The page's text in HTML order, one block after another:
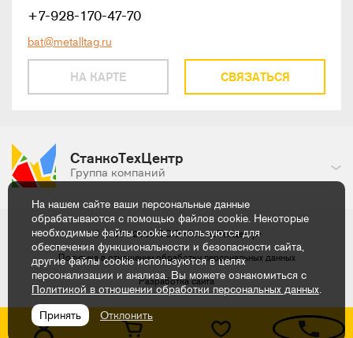
НА КАРТЕ
+7-928-170-47-70
bat@metalltag.ru
СВЯЗАТЬСЯ
СтанкоТехЦентр
Группа компаний
© 2007 - 2026ООО «СтанкоТехЦентр»
Политика в отношении обработкиперсональных данных
Разработка сайта
На нашем сайте ваши персональные данные
обрабатываются с помощью файлов cookie. Некоторые
необходимые файлы cookie используются для
обеспечения функциональности и безопасности сайта,
другие файлы cookie используются в целях
персонализации и анализа. Вы можете ознакомиться с
Политикой в отношении обработки персональных данных.
Принять
Отклонить